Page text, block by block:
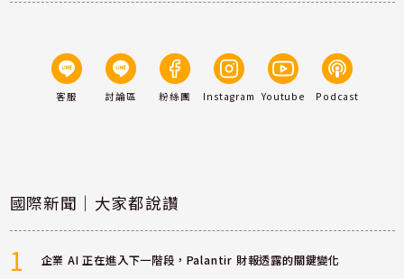
客服 討論區 粉絲團 Instagram Youtube Podcast
國際新聞｜大家都說讚
1 企業 AI 正在進入下一階段，Palantir 財報透露的關鍵變化